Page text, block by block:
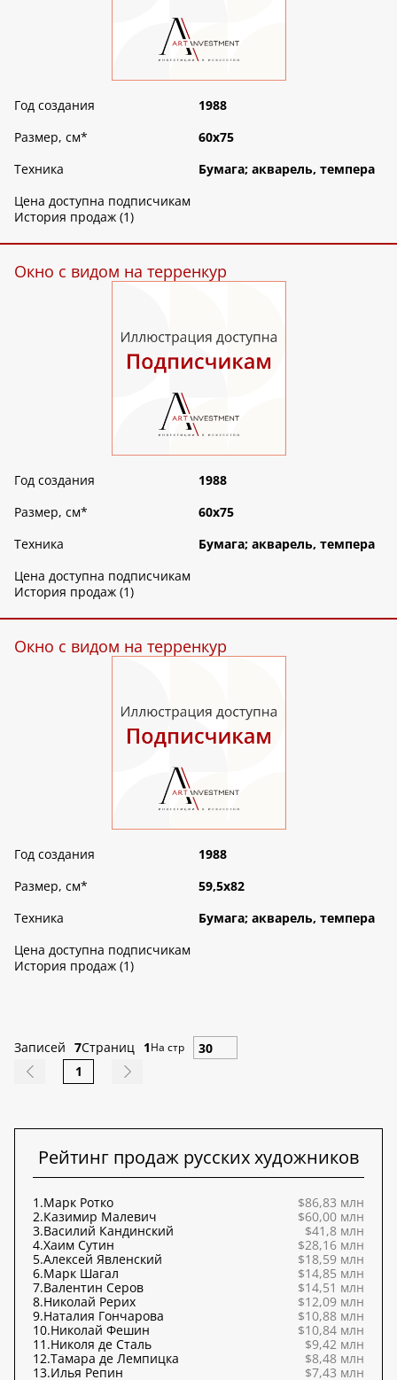
Год создания
1988
Размер, см*
60х75
Техника
Бумага; акварель, темпера
Цена доступна подписчикам
История продаж (1)
Окно с видом на терренкур
Год создания
1988
Размер, см*
60х75
Техника
Бумага; акварель, темпера
Цена доступна подписчикам
История продаж (1)
Окно с видом на терренкур
Год создания
1988
Размер, см*
59,5х82
Техника
Бумага; акварель, темпера
Цена доступна подписчикам
История продаж (1)
Записей 7Страниц 1На стр
1
Рейтинг продаж русских художников
1.Марк Ротко
$86,83 млн
2.Казимир Малевич
$60,00 млн
3.Василий Кандинский
$41,8 млн
4.Хаим Сутин
$28,16 млн
5.Алексей Явленский
$18,59 млн
6.Марк Шагал
$14,85 млн
7.Валентин Серов
$14,51 млн
8.Николай Рерих
$12,09 млн
9.Наталия Гончарова
$10,88 млн
10.Николай Фешин
$10,84 млн
11.Николя де Сталь
$9,42 млн
12.Тамара де Лемпицка
$8,48 млн
13.Илья Репин
$7,43 млн